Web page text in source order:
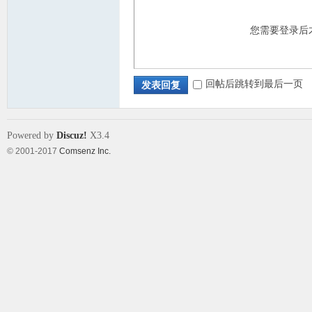
您需要登录
发表回复 回帖后跳转到最后一页
Powered by Discuz! X3.4
© 2001-2017 Comsenz Inc.